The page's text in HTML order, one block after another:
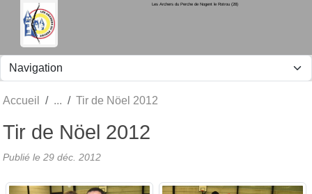
Les Archers du Perche de Nogent le Rotrou (28)
Accueil Tir de Nöel 2012
Tir de Nöel 2012
Publié le 29 déc. 2012
Panneau de gestion des cookies